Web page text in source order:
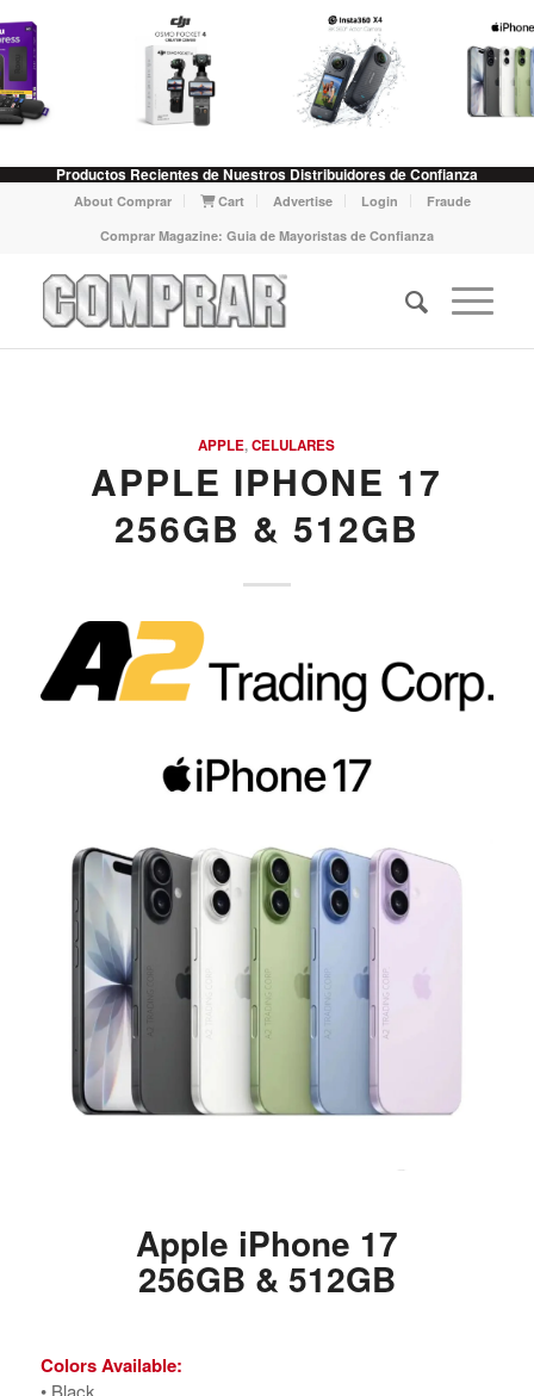
Productos Recientes de Nuestros Distribuidores de Confianza
About Comprar Cart Advertise Login
Fraude
Comprar Magazine: Guia de Mayoristas de Confianza
APPLE,CELULARES
APPLE IPHONE 17
256GB & 512GB
Apple iPhone 17
256GB & 512GB
Colors Available:
•⁠ ⁠Black